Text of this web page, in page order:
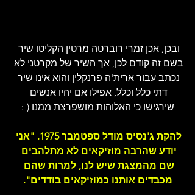
ובכן, אכן זמרי רוברטה מרטין הקליטו שיר
בשם זה קודם לכן, אך השיר של מקרטני לא
נכתב עבור ארית'ה פרנקלין והוא אינו שיר
דתי כלל וכלל, אפילו אם יהיו אנשים
שירגישו כי האלוהות מושפרצת ממנו (-:
להקת ג'נסיס מודל ספטמבר 1975. "אני
יודע שהרבה מוזיקאים לא מתלהבים
שם מהמצגת שיש לנו, למרות שהם
מכבדים אותנו כמוזיקאים בודדים".